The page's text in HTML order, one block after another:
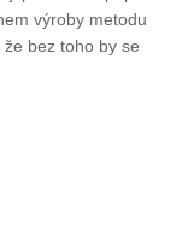
výroby metodu
bez toho by se